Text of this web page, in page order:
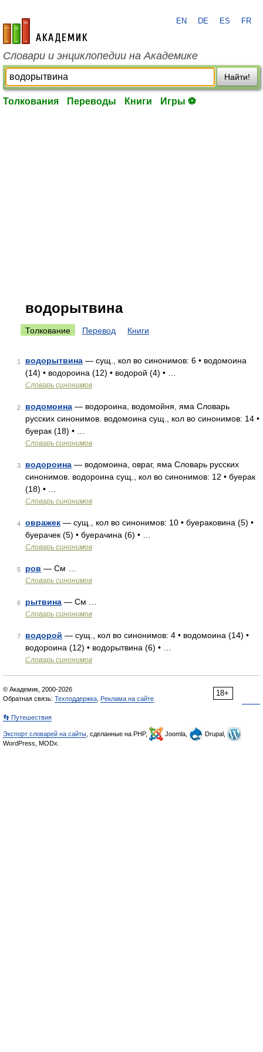
academic.ru
EN DE ES FR
Словари и энциклопедии на Академике
Найти!
Толкования Переводы Книги Игры ⚽
водорытвина
Толкование Перевод Книги
1 водорытвина — сущ., кол во синонимов: 6 • водомоина
(14) • водороина (12) • водорой (4) • …
Словарь синонимов
2 водомоина — водороина, водомойня, яма Словарь
русских синонимов. водомоина сущ., кол во синонимов: 14 •
буерак (18) • …
Словарь синонимов
3 водороина — водомоина, овраг, яма Словарь русских
синонимов. водороина сущ., кол во синонимов: 12 • буерак
(18) • …
Словарь синонимов
4 овражек — сущ., кол во синонимов: 10 • буераковина (5) •
буерачек (5) • буерачина (6) • …
Словарь синонимов
5 ров — См …
Словарь синонимов
6 рытвина — См …
Словарь синонимов
7 водорой — сущ., кол во синонимов: 4 • водомоина (14) •
водороина (12) • водорытвина (6) • …
Словарь синонимов
18+
© Академик, 2000-2026
Обратная связь: Техподдержка Реклама на сайте
👣 Путешествия
Экспорт словарей на сайты , сделанные на PHP, Joomla,
Drupal,
WordPress, MODx.